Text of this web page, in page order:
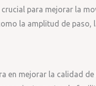
para mejorar la
la amplitud de
en mejorar la calidad